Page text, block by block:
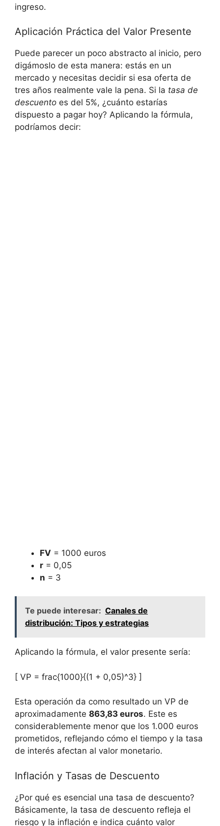
ingreso.
Aplicación⁣ Práctica del Valor Presente
Puede parecer un poco abstracto al inicio,⁤ pero
digámoslo de esta manera: estás ⁢en un ​
mercado⁢ y necesitas‍ decidir si esa⁣ oferta de ​
tres‌ años realmente vale la pena. ‍Si la tasa de
descuento ⁢es del 5%, ¿cuánto estarías
dispuesto a‌ pagar‌ hoy?‍ Aplicando⁤ la fórmula,⁢
podríamos decir:
FV ⁢= 1000​ euros
r = ⁢0,05
n = 3
Te puede interesar: Canales de
distribución: Tipos y estrategias
Aplicando la⁤ fórmula, el valor presente sería:
[ VP = frac{1000}{(1 + 0,05)^3} ]
Esta​ operación da ‍como resultado un VP de
aproximadamente 863,83 ⁢euros. Este ⁢es
considerablemente menor ‍que los 1.000⁣ euros⁢
prometidos,‌ reflejando cómo ​el⁤ tiempo y la tasa‌
de interés afectan ⁤al valor monetario.
Inflación‌ y Tasas​ de Descuento
¿Por qué es esencial una tasa de descuento?
⁤Básicamente, la tasa de descuento⁣ refleja el
‌riesgo ​y la ⁤inflación e indica cuánto ⁣valor